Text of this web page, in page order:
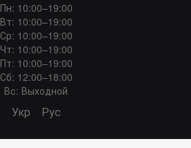
Пн: 10:00–19:00
Вт: 10:00–19:00
Ср: 10:00–19:00
Чт: 10:00–19:00
Пт: 10:00–19:00
Сб: 12:00–18:00
Вс: Выходной
Укр Рус